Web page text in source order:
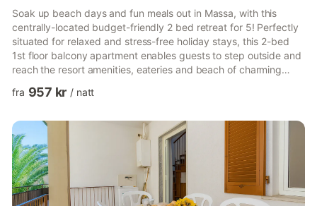
Soak up beach days and fun meals out in Massa, with this
centrally-located budget-friendly 2 bed retreat for 5! Perfectly
situated for relaxed and stress-free holiday stays, this 2-bed
1st floor balcony apartment enables guests to step outside and
reach the resort amenities, eateries and beach of charming
sofa in the inviting open-plan living room, at any time of year,
TV and free WiFi access. The open plan accommodation is also
suitable for those looking to prepar...
fra 957 kr / natt